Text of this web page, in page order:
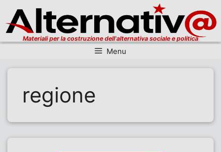
Materiali per la costruzione dell'alternativa sociale e politica
Menu
regione